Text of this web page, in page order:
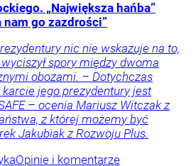
„Największa hańba”
nam go zazdrości”
nic nie wskazuje na to,
spory między dwoma
obozami. – Dotychczas
jego prezydentury jest
– ocenia Mariusz Witczak z
z której możemy być
Jakubiak z Rozwoju Plus.
Opinie i komentarze